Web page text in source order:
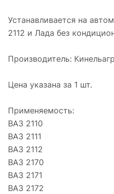
Устанавливается на
2112 и Лада без
Производитель:
Цена указана за 1 шт.
Применяемость:
ВАЗ 2110
ВАЗ 2111
ВАЗ 2112
ВАЗ 2170
ВАЗ 2171
ВАЗ 2172